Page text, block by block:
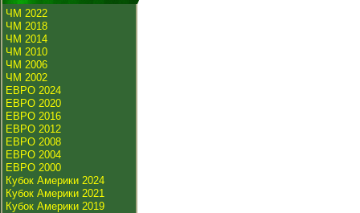
ЧМ 2022
ЧМ 2018
ЧМ 2014
ЧМ 2010
ЧМ 2006
ЧМ 2002
ЕВРО 2024
ЕВРО 2020
ЕВРО 2016
ЕВРО 2012
ЕВРО 2008
ЕВРО 2004
ЕВРО 2000
Кубок Америки 2024
Кубок Америки 2021
Кубок Америки 2019